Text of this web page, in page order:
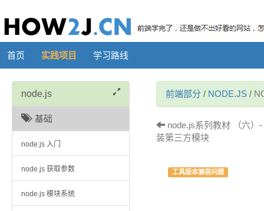
首页 实践项目 学习路线
node.js
基础
node.js 入门
node.js 获取参数
node.js 模块系统
前端部分 / NODE.JS /
node.js系列教材 （六）
装第三方模块
工具版本兼容问题